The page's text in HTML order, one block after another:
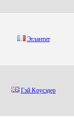
Эглaнтит
Гэй Kруcэдер